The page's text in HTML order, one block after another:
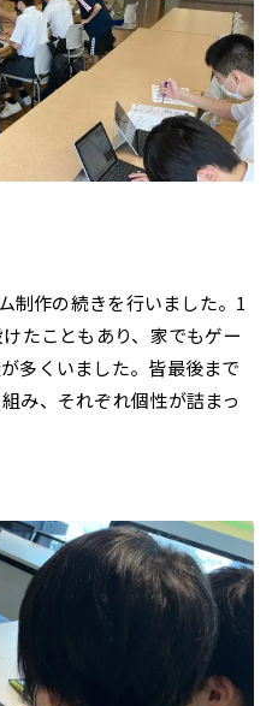
制作の続きを行いました。1
たこともあり、家でもゲー
多くいました。皆最後まで
み、それぞれ個性が詰まっ